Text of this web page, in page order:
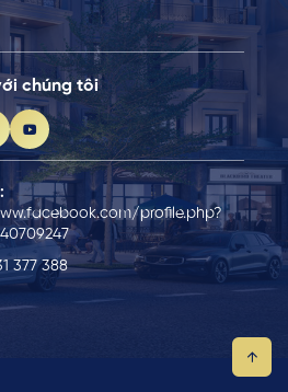
chúng tôi
profile.php?
377 388